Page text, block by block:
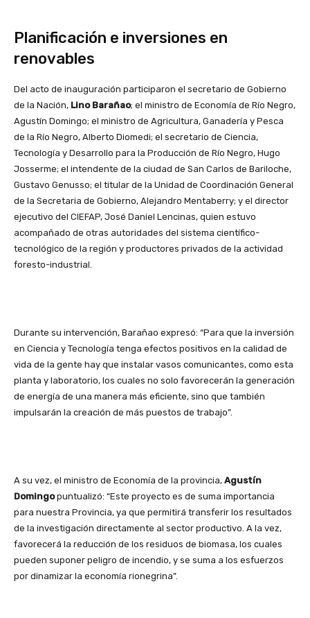
Planificación e inversiones en
renovables
Del acto de inauguración participaron el secretario de Gobierno
de la Nación, Lino Barañao; el ministro de Economía de Río Negro,
Agustín Domingo; el ministro de Agricultura, Ganadería y Pesca
de la Río Negro, Alberto Diomedi; el secretario de Ciencia,
Tecnología y Desarrollo para la Producción de Río Negro, Hugo
Josserme; el intendente de la ciudad de San Carlos de Bariloche,
Gustavo Genusso; el titular de la Unidad de Coordinación General
de la Secretaria de Gobierno, Alejandro Mentaberry; y el director
ejecutivo del CIEFAP, José Daniel Lencinas, quien estuvo
acompañado de otras autoridades del sistema científico-
tecnológico de la región y productores privados de la actividad
foresto-industrial.
Durante su intervención, Barañao expresó: “Para que la inversión
en Ciencia y Tecnología tenga efectos positivos en la calidad de
vida de la gente hay que instalar vasos comunicantes, como esta
planta y laboratorio, los cuales no solo favorecerán la generación
de energía de una manera más eficiente, sino que también
impulsarán la creación de más puestos de trabajo”.
A su vez, el ministro de Economía de la provincia, Agustín
Domingopuntualizó: “Este proyecto es de suma importancia
para nuestra Provincia, ya que permitirá transferir los resultados
de la investigación directamente al sector productivo. A la vez,
favorecerá la reducción de los residuos de biomasa, los cuales
pueden suponer peligro de incendio, y se suma a los esfuerzos
por dinamizar la economía rionegrina”.